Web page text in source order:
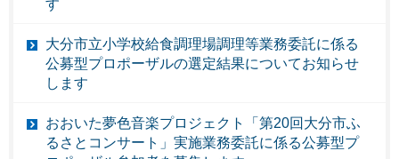
す
大分市立小学校給食調理場調理等業務委託に係る
公募型プロポーザルの選定結果についてお知らせ
します
おおいた夢色音楽プロジェクト「第20回大分市ふ
るさとコンサート」実施業務委託に係る公募型プ